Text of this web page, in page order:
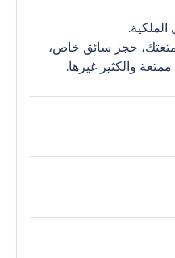
حجز سائق خاص،
والكثير غيرها.